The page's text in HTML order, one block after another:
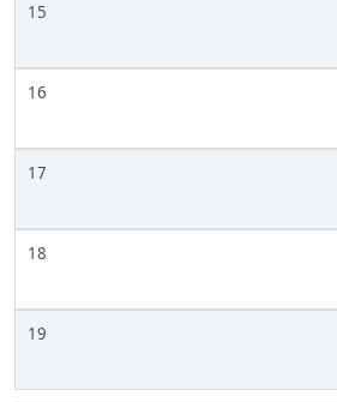
15
16
17
18
19